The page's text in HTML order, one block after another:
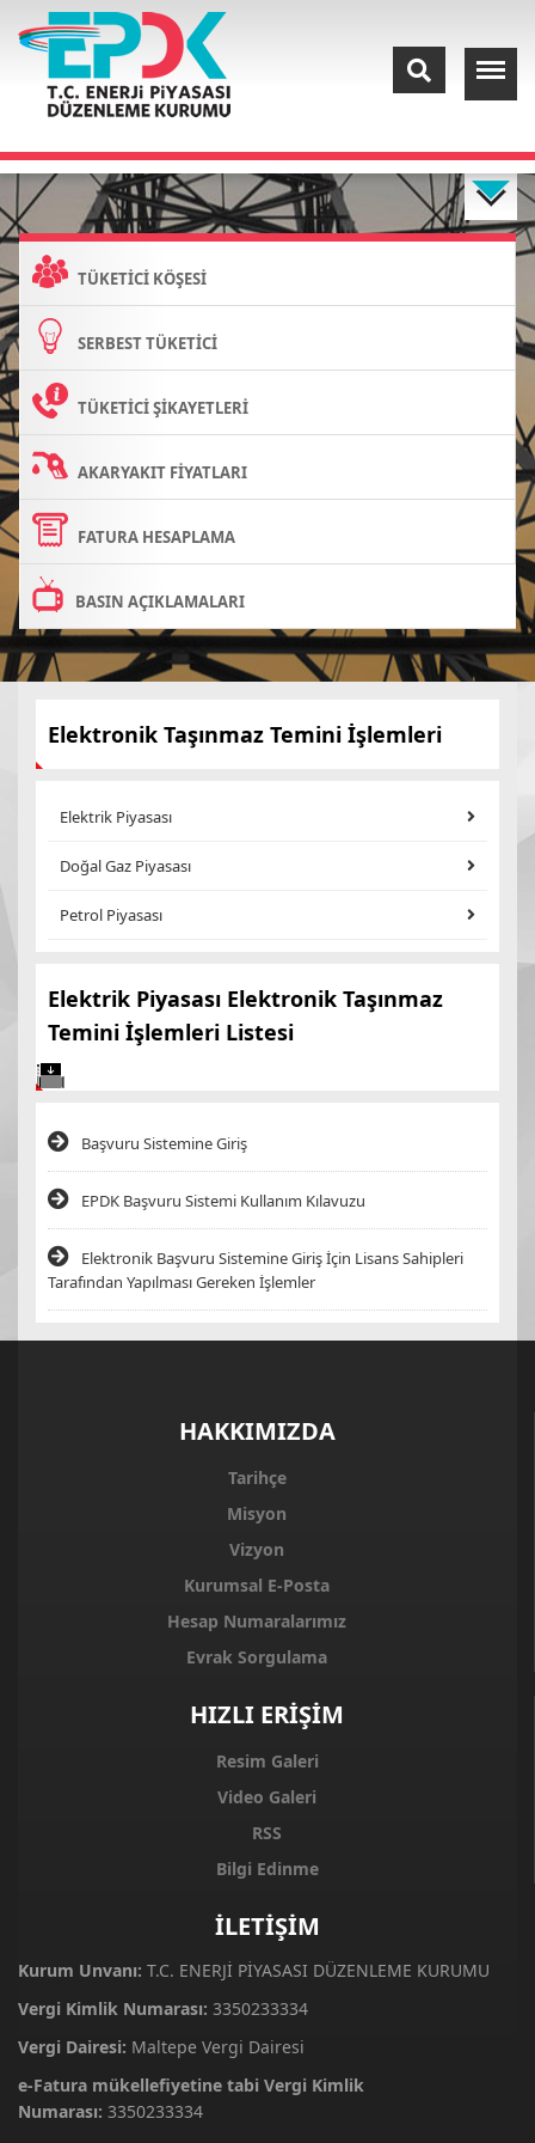
TÜKETİCİ KÖŞESİ
SERBEST TÜKETİCİ
TÜKETİCİ ŞİKAYETLERİ
AKARYAKIT FİYATLARI
FATURA HESAPLAMA
BASIN AÇIKLAMALARI
Elektronik Taşınmaz Temini İşlemleri
Elektrik Piyasası
Doğal Gaz Piyasası
Petrol Piyasası
Elektrik Piyasası Elektronik Taşınmaz
Temini İşlemleri Listesi
Başvuru Sistemine Giriş
EPDK Başvuru Sistemi Kullanım Kılavuzu
Elektronik Başvuru Sistemine Giriş İçin Lisans Sahipleri
Tarafından Yapılması Gereken İşlemler
HAKKIMIZDA
Tarihçe
Misyon
Vizyon
Kurumsal E-Posta
Hesap Numaralarımız
Evrak Sorgulama
HIZLI ERİŞİM
Resim Galeri
Video Galeri
RSS
Bilgi Edinme
İLETİŞİM
Kurum Unvanı: T.C. ENERJİ PİYASASI DÜZENLEME KURUMU
Vergi Kimlik Numarası: 3350233334
Vergi Dairesi: Maltepe Vergi Dairesi
e-Fatura mükellefiyetine tabi Vergi Kimlik
Numarası: 3350233334